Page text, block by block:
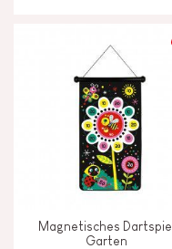
Magnetisches Dartspiel
Garten